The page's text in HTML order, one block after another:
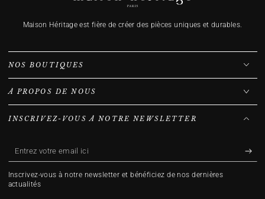
Maison Héritage est fière de créer des pièces uniques et durables.
NOS BOUTIQUES
À PROPOS DE NOUS
INSCRIVEZ-VOUS À NOTRE NEWSLETTER
Entrez
votre
email
Inscrivez-vous à notre newsletter et bénéficiez de nos dernières
actualités